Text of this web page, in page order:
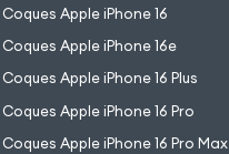
Coques Apple iPhone 16
Coques Apple iPhone 16e
Coques Apple iPhone 16 Plus
Coques Apple iPhone 16 Pro
Coques Apple iPhone 16 Pro Max